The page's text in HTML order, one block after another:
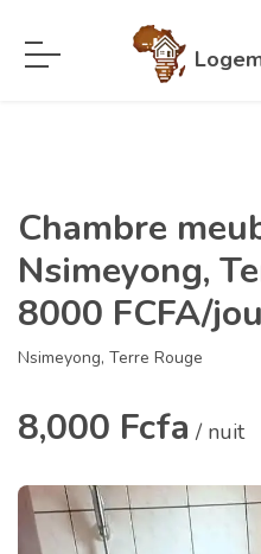
Chambre
Nsimeyong,
8000 FCFA/
Nsimeyong, Terre Rouge
8,000 Fcfa / nuit